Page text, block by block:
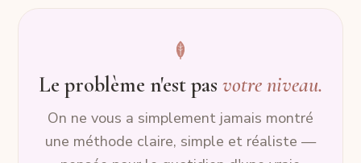
Le problème n'est pas votre niveau.
On ne vous a simplement jamais montré
une méthode claire, simple et réaliste —